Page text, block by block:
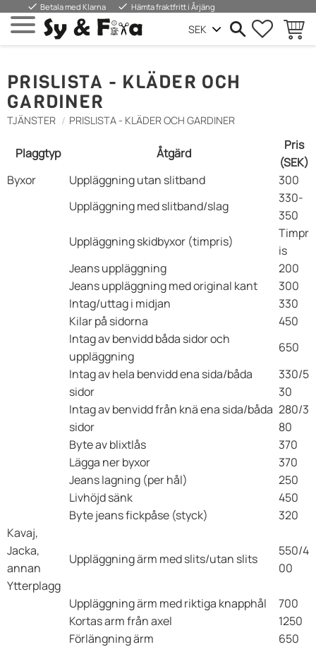
Menu
done Betala med Klarna done Hämta fraktfritt i Årjäng
PRISLISTA - KLÄDER OCH
GARDINER
TJÄNSTER PRISLISTA - KLÄDER OCH GARDINER
Plaggtyp Åtgärd
Pris
(SEK)
Byxor
Uppläggning utan slitband
300
Uppläggning med slitband/slag
330-
350
Uppläggning skidbyxor (timpris)
Timpr
is
Jeans uppläggning
200
Jeans uppläggning med original kant
300
Intag/uttag i midjan
330
Kilar på sidorna
450
Intag av benvidd båda sidor och
uppläggning
650
Intag av hela benvidd ena sida/båda
sidor
330/5
30
Intag av benvidd från knä ena sida/båda
sidor
280/3
80
Byte av blixtlås
370
Lägga ner byxor
370
Jeans lagning (per hål)
250
Livhöjd sänk
450
Byte jeans fickpåse (styck)
320
Kavaj,
Jacka,
annan
Ytterplagg
Uppläggning ärm med slits/utan slits
550/4
00
Uppläggning ärm med riktiga knapphål
700
Kortas arm från axel
1250
Förlängning ärm
650